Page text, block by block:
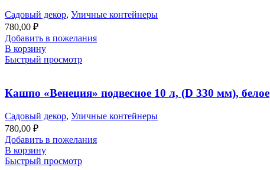
Садовый декор, Уличные контейнеры
780,00 ₽
Добавить в пожелания
В корзину
Быстрый просмотр
Кашпо «Венеция» подвесное 10 л, (D 330 мм), белое
Садовый декор, Уличные контейнеры
780,00 ₽
Добавить в пожелания
В корзину
Быстрый просмотр